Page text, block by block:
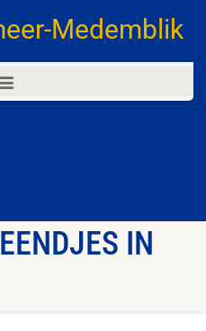
Medemblik
IN